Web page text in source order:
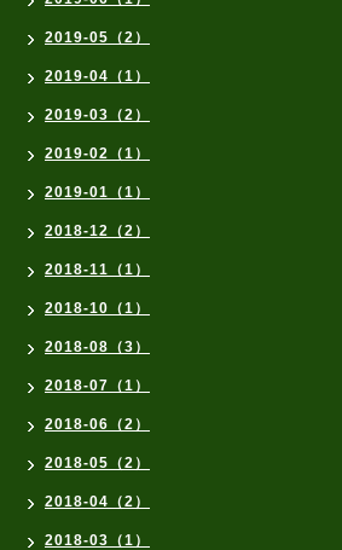
2019-05（2）
2019-04（1）
2019-03（2）
2019-02（1）
2019-01（1）
2018-12（2）
2018-11（1）
2018-10（1）
2018-08（3）
2018-07（1）
2018-06（2）
2018-05（2）
2018-04（2）
2018-03（1）